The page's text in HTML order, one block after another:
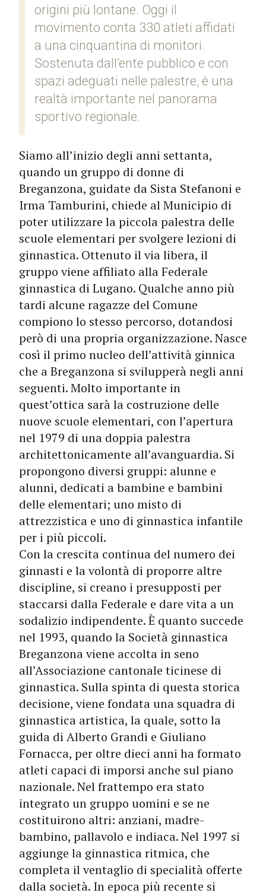
origini più lontane. Oggi il
movimento conta 330 atleti affidati
a una cinquantina di monitori.
Sostenuta dall’ente pubblico e con
spazi adeguati nelle palestre, è una
realtà importante nel panorama
sportivo regionale.
Siamo all’inizio degli anni settanta,
quando un gruppo di donne di
Breganzona, guidate da Sista Stefanoni e
Irma Tamburini, chiede al Municipio di
poter utilizzare la piccola palestra delle
scuole elementari per svolgere lezioni di
ginnastica. Ottenuto il via libera, il
gruppo viene affiliato alla Federale
ginnastica di Lugano. Qualche anno più
tardi alcune ragazze del Comune
compiono lo stesso percorso, dotandosi
però di una propria organizzazione. Nasce
così il primo nucleo dell’attività ginnica
che a Breganzona si svilupperà negli anni
seguenti. Molto importante in
quest’ottica sarà la costruzione delle
nuove scuole elementari, con l’apertura
nel 1979 di una doppia palestra
architettonicamente all’avanguardia. Si
propongono diversi gruppi: alunne e
alunni, dedicati a bambine e bambini
delle elementari; uno misto di
attrezzistica e uno di ginnastica infantile
per i più piccoli.
Con la crescita continua del numero dei
ginnasti e la volontà di proporre altre
discipline, si creano i presupposti per
staccarsi dalla Federale e dare vita a un
sodalizio indipendente. È quanto succede
nel 1993, quando la Società ginnastica
Breganzona viene accolta in seno
all’Associazione cantonale ticinese di
ginnastica. Sulla spinta di questa storica
decisione, viene fondata una squadra di
ginnastica artistica, la quale, sotto la
guida di Alberto Grandi e Giuliano
Fornacca, per oltre dieci anni ha formato
atleti capaci di imporsi anche sul piano
nazionale. Nel frattempo era stato
integrato un gruppo uomini e se ne
costituirono altri: anziani, madre-
bambino, pallavolo e indiaca. Nel 1997 si
aggiunge la ginnastica ritmica, che
completa il ventaglio di specialità offerte
dalla società. In epoca più recente si